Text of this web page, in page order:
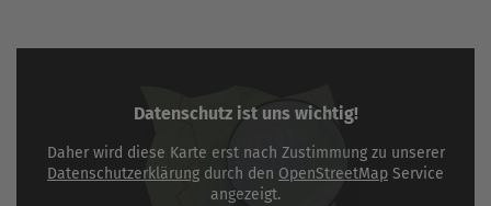
Datenschutz ist uns wichtig!
Daher wird diese Karte erst nach Zustimmung zu unserer
Datenschutzerklärung durch den OpenStreetMap Service
angezeigt.